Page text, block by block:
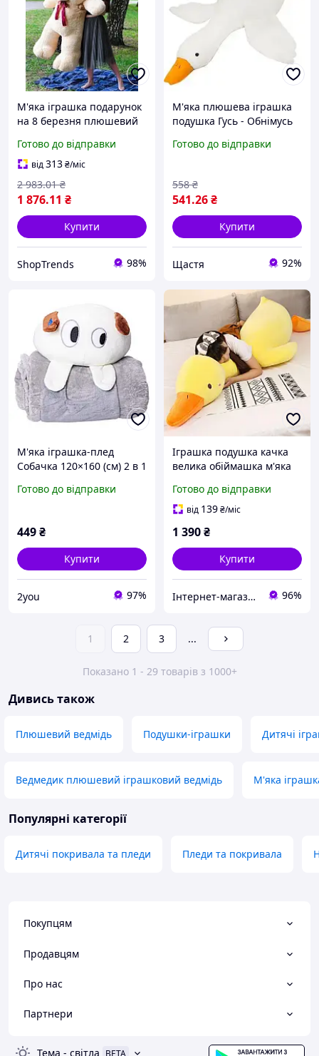
М'яка іграшка подарунок
на 8 березня плюшевий
мішка Вєтлі 160 см
Бежевий
Готово до відправки
від313₴/міс
1 876.11 ₴
2 983.01 ₴
Купити
ShopTrends 98%
М'яка плюшева іграшка
подушка Гусь - Обнімусь
ДТ
Готово до відправки
541.26₴
558 ₴
Купити
Щастя 92%
М'яка іграшка-плед
Собачка 120×160 (см) 2 в 1
68G
Готово до відправки
449₴
Купити
2you 97%
Іграшка подушка качка
велика обіймашка м'яка
Готово до відправки
від 139₴/міс
1 390₴
Купити
Інтернет-магазин одягу та іграшок Modina 96%
1 2 3 ...
Показано 1 - 29 товарів з 1000+
Дивись також
Плюшевий ведмідь Подушки-іграшки Дитячі
Ведмедик плюшевий іграшковий ведмідь М'яка
Популярні категорії
Дитячі покривала та пледи Пледи та покривала
Покупцям
Продавцям
Про нас
Партнери
Тема - світла